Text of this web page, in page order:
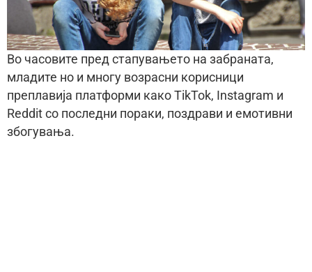
Во часовите пред стапувањето на забраната,
младите но и многу возрасни корисници
преплавија платформи како TikTok, Instagram и
Reddit со последни пораки, поздрави и емотивни
збогувања.